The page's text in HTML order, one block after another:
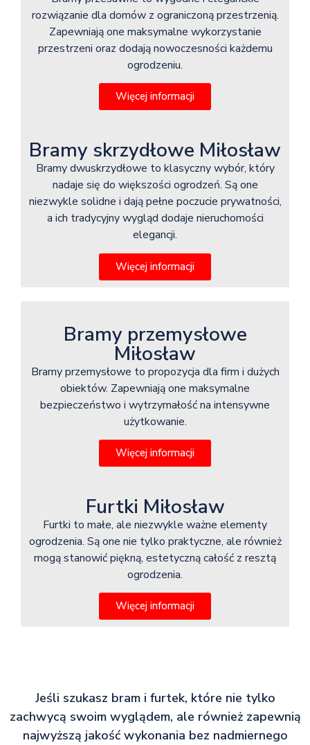
rozwiązanie dla domów z ograniczoną przestrzenią.
Zapewniają one maksymalne wykorzystanie
przestrzeni oraz dodają nowoczesności każdemu
ogrodzeniu.
Więcej informacji
Bramy skrzydłowe Miłosław
Bramy dwuskrzydłowe to klasyczny wybór, który
nadaje się do większości ogrodzeń. Są one
niezwykle solidne i dają pełne poczucie prywatności,
a ich tradycyjny wygląd dodaje nieruchomości
elegancji.
Więcej informacji
Bramy przemysłowe
Miłosław
Bramy przemysłowe to propozycja dla firm i dużych
obiektów. Zapewniają one maksymalne
bezpieczeństwo i wytrzymałość na intensywne
użytkowanie.
Więcej informacji
Furtki Miłosław
Furtki to małe, ale niezwykle ważne elementy
ogrodzenia. Są one nie tylko praktyczne, ale również
mogą stanowić piękną, estetyczną całość z resztą
ogrodzenia.
Więcej informacji
Jeśli szukasz bram i furtek, które nie tylko
zachwycą swoim wyglądem, ale również zapewnią
najwyższą jakość wykonania bez nadmiernego